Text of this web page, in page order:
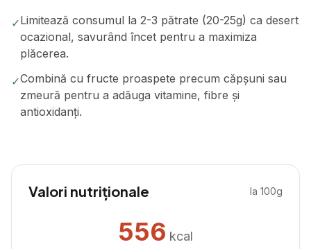
✓Limitează consumul la 2-3 pătrate (20-25g) ca desert
ocazional, savurând încet pentru a maximiza
plăcerea.
✓Combină cu fructe proaspete precum căpșuni sau
zmeură pentru a adăuga vitamine, fibre și
antioxidanți.
Valori nutriționale la 100g
556 kcal